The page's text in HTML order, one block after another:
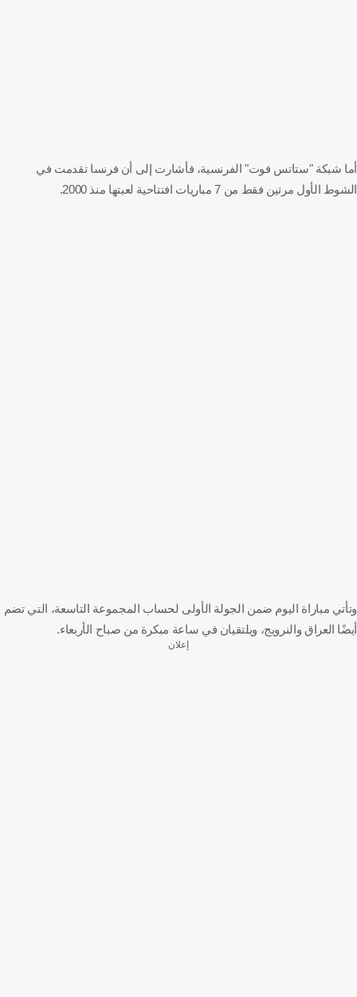
أما شبكة "ستاتس فوت" الفرنسية، فأشارت إلى أن فرنسا تقدمت في
الشوط الأول مرتين فقط من 7 مباريات افتتاحية لعبتها منذ 2000.
وتأتي مباراة اليوم ضمن الجولة الأولى لحساب المجموعة التاسعة، التي تضم
أيضًا العراق والنرويج، ويلتقيان في ساعة مبكرة من صباح الأربعاء.
إعلان